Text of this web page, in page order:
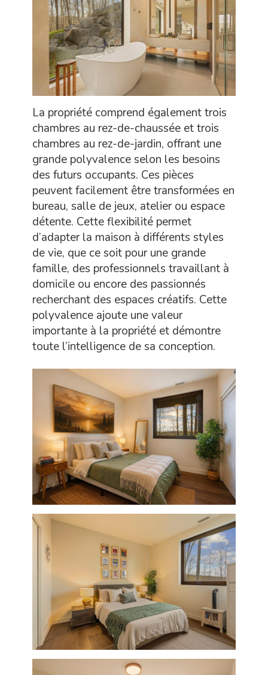
La propriété comprend également trois
chambres au rez-de-chaussée et trois
chambres au rez-de-jardin, offrant une
grande polyvalence selon les besoins
des futurs occupants. Ces pièces
peuvent facilement être transformées en
bureau, salle de jeux, atelier ou espace
détente. Cette flexibilité permet
d’adapter la maison à différents styles
de vie, que ce soit pour une grande
famille, des professionnels travaillant à
domicile ou encore des passionnés
recherchant des espaces créatifs. Cette
polyvalence ajoute une valeur
importante à la propriété et démontre
toute l’intelligence de sa conception.